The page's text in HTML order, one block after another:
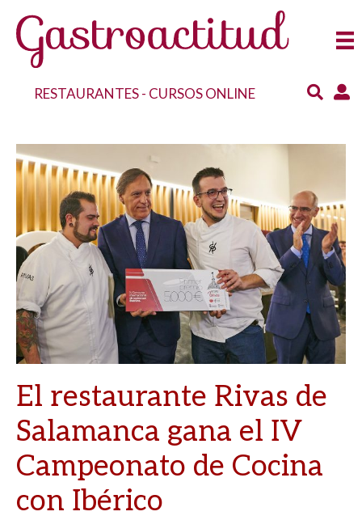
RESTAURANTES- CURSOS ONLINE
El restaurante Rivas de
Salamanca gana el IV
Campeonato de Cocina
con Ibérico